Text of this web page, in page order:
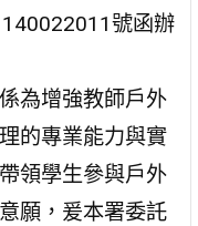
號函辦
為增強教師戶外
的專業能力與實
領學生參與戶外
願，爰本署委託